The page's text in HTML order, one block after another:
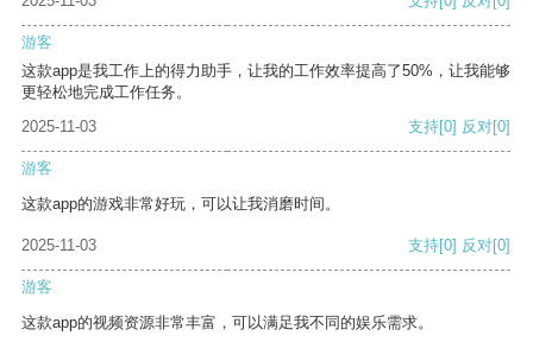
游客
这款app是我工作上的得力助手，让我的工作效率提高了50%，让我能够
更轻松地完成工作任务。
2025-11-03
支持[0] 反对[0]
游客
这款app的游戏非常好玩，可以让我消磨时间。
2025-11-03 支持[0] 反对[0]
游客
这款app的视频资源非常丰富，可以满足我不同的娱乐需求。